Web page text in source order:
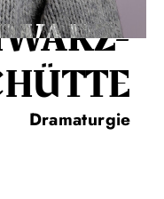
Dramaturgie